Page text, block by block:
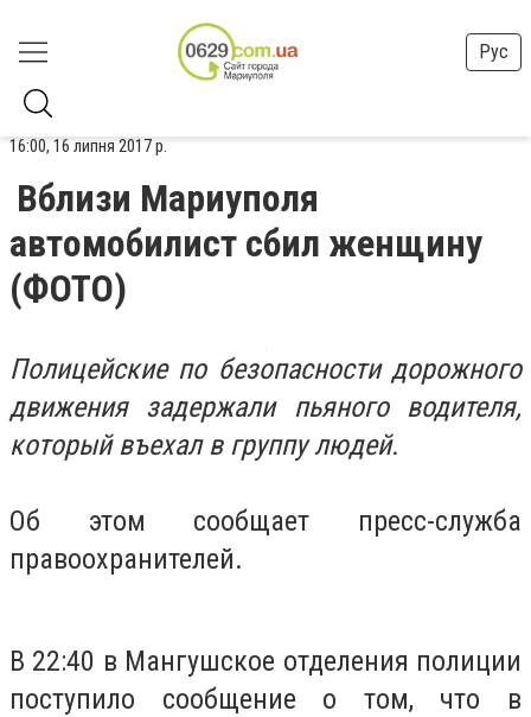
Рус
16:00, 16 липня 2017 р.
Вблизи Мариуполя
автомобилист сбил женщину
(ФОТО)
Полицейские по безопасности дорожного
движения задержали пьяного водителя,
который въехал в группу людей.
Об этом сообщает пресс-служба
правоохранителей.
В 22:40 в Мангушское отделения полиции
поступило сообщение о том, что в